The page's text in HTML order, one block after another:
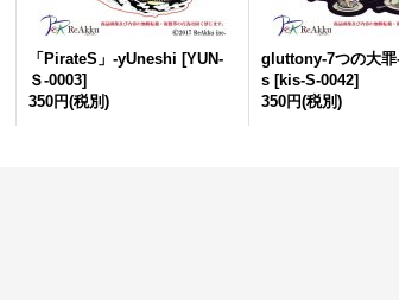
「PirateS」-yUneshi [YUN-
Ｓ-0003]
350円(税別)
gluttony-7つの大
s [kis-S-0042]
350円(税別)